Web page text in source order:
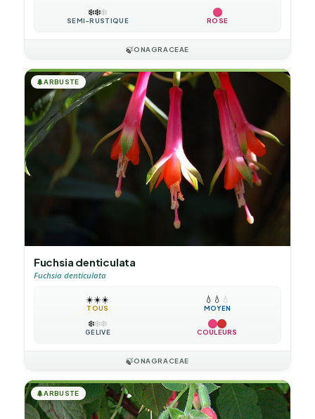
❄️❄️❄️
SEMI-RUSTIQUE ROSE
🍃ONAGRACEAE
🌲ARBUSTE
Fuchsia denticulata
Fuchsia denticulata
☀️☀️☀️
TOUS
💧 💧 💧
MOYEN
❄️❄️❄️
GÉLIVE COULEURS
🍃ONAGRACEAE
🌲ARBUSTE